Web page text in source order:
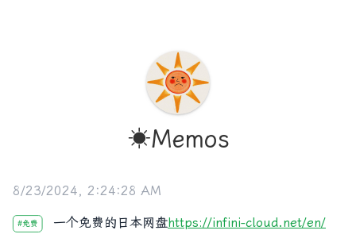
☀️Memos
8/23/2024, 2:24:28 AM
#免费 一个免费的日本网盘https://infini-cloud.net/en/